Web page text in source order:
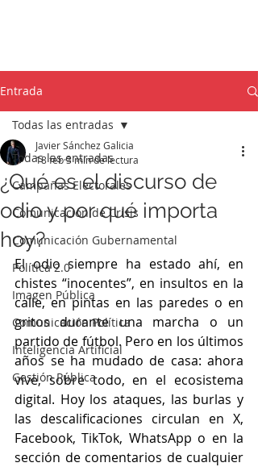
Entrada
Todas las entradas
Campañas Electorales
Comunicación de Crisis
Comunicación Gubernamental
Política 2.0
Imagen Pública
Comunicación Política
Inteligencia Artificial
Gestión Pública
Todas las entradas
¿Qué es el discurso de
odio y por qué importa
hoy?
Javier Sánchez Galicia
18 feb3 min de lectura
El odio siempre ha estado ahí, en
chistes “inocentes”, en insultos en la
calle, en pintas en las paredes o en
gritos durante una marcha o un
partido de fútbol. Pero en los últimos
años se ha mudado de casa: ahora
vive, sobre todo, en el ecosistema
digital. Hoy los ataques, las burlas y
las descalificaciones circulan en X,
Facebook, TikTok, WhatsApp o en la
sección de comentarios de cualquier